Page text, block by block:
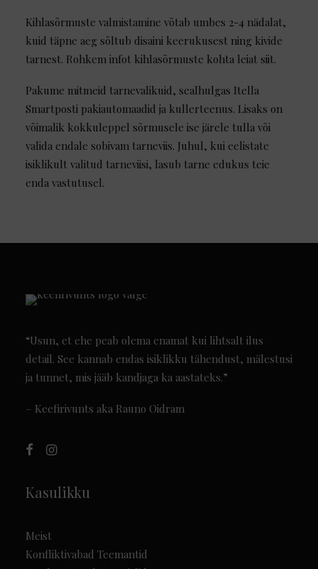
Kihlasõrmuste valmistamine võtab umbes 2-4 nädalat,
kuid täpne aeg sõltub disaini keerukusest ning kivide
tarnest. Rohkem infot kihlasõrmuste kohta leiat siit.
Pakume mitmeid tarnevalikuid, sealhulgas Itella
Smartposti pakiautomaadid ja kullerteenus. Lisaks on
võimalik kokkuleppel sõrmusele ise järele tulla või
valida endale sobivam tarneviis. Juhul, kui eelistate
isiklikult valitud tarneviisi, lasub tarne edukus teie
enda vastutusel.
“Usun, et ehe peab olema enamat kui lihtsalt ilus
detail. See kannab endas isiklikku tähendust, mälestusi
ja tunnet, mis jääb kandjaga ka aastateks.”
– Keefirivunts aka Rauno Oidram
Kasulikku
Meist
Konfliktivabad Teemantid